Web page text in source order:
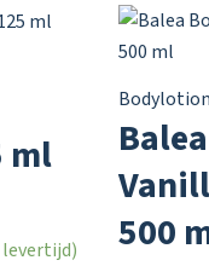
ml
levertijd)
500